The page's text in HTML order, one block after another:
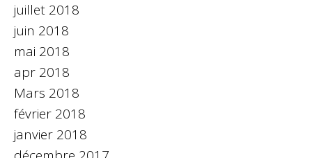
juillet 2018
juin 2018
mai 2018
apr 2018
Mars 2018
février 2018
janvier 2018